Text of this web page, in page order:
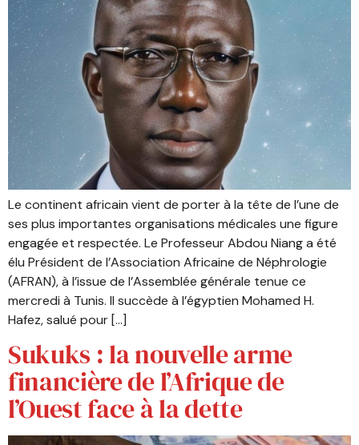
Le continent africain vient de porter à la tête de l’une de
ses plus importantes organisations médicales une figure
engagée et respectée. Le Professeur Abdou Niang a été
élu Président de l’Association Africaine de Néphrologie
(AFRAN), à l’issue de l’Assemblée générale tenue ce
mercredi à Tunis. Il succède à l’égyptien Mohamed H.
Hafez, salué pour […]
Sukuks : la nouvelle arme
financière de l’Afrique de
l’Ouest face à la dette